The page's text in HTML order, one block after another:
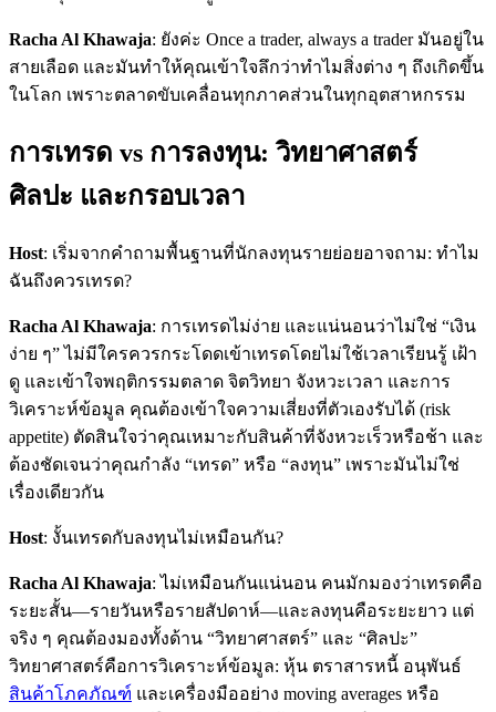
Racha Al Khawaja: ยังค่ะ Once a trader, always a trader มันอยู่ใน
สายเลือด และมันทำให้คุณเข้าใจลึกว่าทำไมสิ่งต่าง ๆ ถึงเกิดขึ้น
ในโลก เพราะตลาดขับเคลื่อนทุกภาคส่วนในทุกอุตสาหกรรม
การเทรด vs การลงทุน: วิทยาศาสตร์
ศิลปะ และกรอบเวลา
Host: เริ่มจากคำถามพื้นฐานที่นักลงทุนรายย่อยอาจถาม: ทำไม
ฉันถึงควรเทรด?
Racha Al Khawaja: การเทรดไม่ง่าย และแน่นอนว่าไม่ใช่ “เงิน
ง่าย ๆ” ไม่มีใครควรกระโดดเข้าเทรดโดยไม่ใช้เวลาเรียนรู้ เฝ้า
ดู และเข้าใจพฤติกรรมตลาด จิตวิทยา จังหวะเวลา และการ
วิเคราะห์ข้อมูล คุณต้องเข้าใจความเสี่ยงที่ตัวเองรับได้ (risk
appetite) ตัดสินใจว่าคุณเหมาะกับสินค้าที่จังหวะเร็วหรือช้า และ
ต้องชัดเจนว่าคุณกำลัง “เทรด” หรือ “ลงทุน” เพราะมันไม่ใช่
เรื่องเดียวกัน
Host: งั้นเทรดกับลงทุนไม่เหมือนกัน?
Racha Al Khawaja: ไม่เหมือนกันแน่นอน คนมักมองว่าเทรดคือ
ระยะสั้น—รายวันหรือรายสัปดาห์—และลงทุนคือระยะยาว แต่
จริง ๆ คุณต้องมองทั้งด้าน “วิทยาศาสตร์” และ “ศิลปะ”
วิทยาศาสตร์คือการวิเคราะห์ข้อมูล: หุ้น ตราสารหนี้ อนุพันธ์
สินค้าโภคภัณฑ์ และเครื่องมืออย่าง moving averages หรือ